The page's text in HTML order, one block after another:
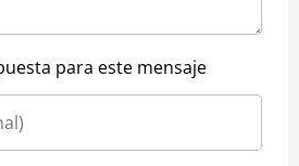
para este mensaje